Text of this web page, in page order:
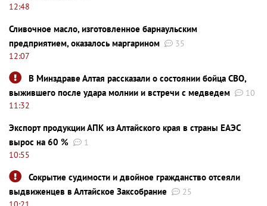
12:48
Сливочное масло, изготовленное барнаульским
предприятием, оказалось маргарином
35
12:07
В Минздраве Алтая рассказали о состоянии бойца СВО,
выжившего после удара молнии и встречи с медведем
10
11:32
Экспорт продукции АПК из Алтайского края в страны ЕАЭС
вырос на 60 %
1
10:55
Сокрытие судимости и двойное гражданство отсеяли
выдвиженцев в Алтайское Заксобрание
25